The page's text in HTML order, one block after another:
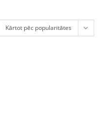
Kārtot pēc popularitātes